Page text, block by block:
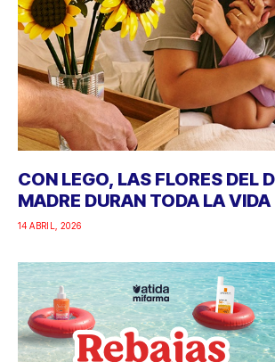
CON LEGO, LAS FLORES DEL
MADRE DURAN TODA LA VIDA
14 ABRIL, 2026